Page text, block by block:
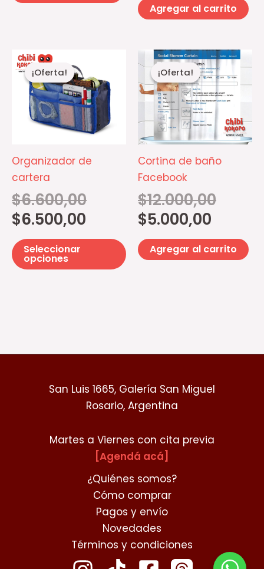
Agregar al carrito
¡Oferta!
¡Oferta!
Organizador de
cartera
$6.600,00
original
era:
$6.600,00.
$6.500,00
actual
es:
$6.500,00.
Seleccionar
opciones
producto
tiene
múltiples
variantes.
Las
opciones
elegir
página
¡Oferta!
¡Oferta!
Cortina de baño
Facebook
$12.000,00
El
precio
original
era:
$5.000,00
El
precio
actual
es:
$5.000,00.
Agregar al carrito
San Luis 1665, Galería San Miguel
Rosario, Argentina
Martes a Viernes con cita previa
[Agendá acá]
¿Quiénes somos?
Cómo comprar
Pagos y envío
Novedades
Términos y condiciones